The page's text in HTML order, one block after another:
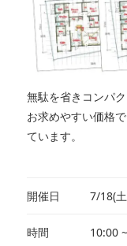
無駄を省きコンパ
お求めやすい価格
ています。
開催日 7/18(
時間 10:00